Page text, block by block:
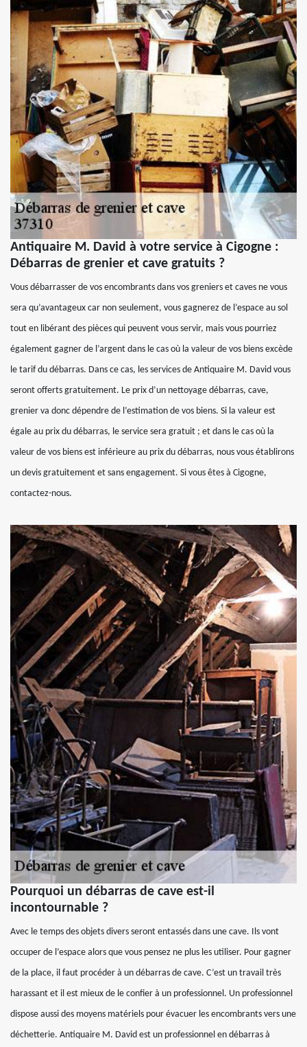
Antiquaire M. David à votre service à Cigogne :
Débarras de grenier et cave gratuits ?
Vous débarrasser de vos encombrants dans vos greniers et caves ne vous
sera qu’avantageux car non seulement, vous gagnerez de l’espace au sol
tout en libérant des pièces qui peuvent vous servir, mais vous pourriez
également gagner de l’argent dans le cas où la valeur de vos biens excède
le tarif du débarras. Dans ce cas, les services de Antiquaire M. David vous
seront offerts gratuitement. Le prix d’un nettoyage débarras, cave,
grenier va donc dépendre de l’estimation de vos biens. Si la valeur est
égale au prix du débarras, le service sera gratuit ; et dans le cas où la
valeur de vos biens est inférieure au prix du débarras, nous vous établirons
un devis gratuitement et sans engagement. Si vous êtes à Cigogne,
contactez-nous.
Pourquoi un débarras de cave est-il
incontournable ?
Avec le temps des objets divers seront entassés dans une cave. Ils vont
occuper de l’espace alors que vous pensez ne plus les utiliser. Pour gagner
de la place, il faut procéder à un débarras de cave. C’est un travail très
harassant et il est mieux de le confier à un professionnel. Un professionnel
dispose aussi des moyens matériels pour évacuer les encombrants vers une
déchetterie. Antiquaire M. David est un professionnel en débarras à